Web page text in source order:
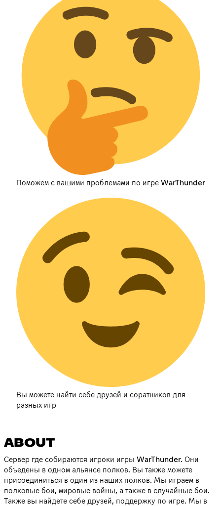
Поможем с вашими проблемами по игре WarThunder
Вы можете найти себе друзей и соратников для
разных игр
ABOUT
Сервер где собираются игроки игры WarThunder. Они
объедены в одном альянсе полков. Вы также можете
присоединиться в один из наших полков. Мы играем в
полковые бои, мировые войны, а также в случайные бои.
Также вы найдете себе друзей, поддержку по игре. Мы в